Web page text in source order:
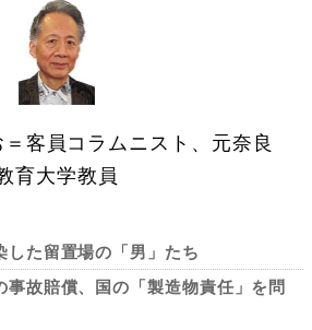
客員コラムニスト、元奈良
育大学教員
した留置場の「男」たち
事故賠償、国の「製造物責任」を問